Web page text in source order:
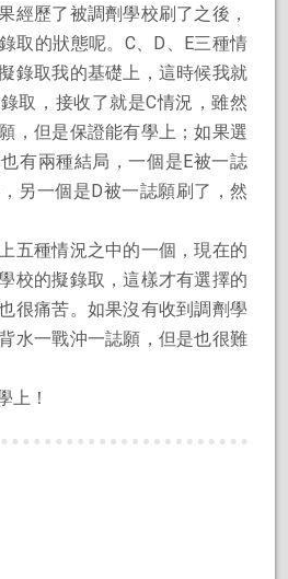
經歷了被調劑學校刷了之後，
取的狀態呢。C、D、E三種情
錄取我的基礎上，這時候我就
取，接收了就是C情況，雖然
，但是保證能有學上；如果選
有兩種結局，一個是E被一誌
另一個是D被一誌願刷了，然
五種情況之中的一個，現在的
校的擬錄取，這樣才有選擇的
很痛苦。如果沒有收到調劑學
水一戰沖一誌願，但是也很難
上！